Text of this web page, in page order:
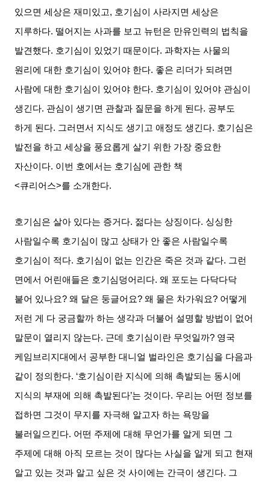
있으면 세상은 재미있고, 호기심이 사라지면 세상은
지루하다. 떨어지는 사과를 보고 뉴턴은 만유인력의 법칙을
발견했다. 호기심이 있었기 때문이다.과학자는 사물의
원리에 대한 호기심이 있어야 한다. 좋은 리더가 되려면
사람에 대한 호기심이 있어야 한다. 호기심이 있어야 관심이
생긴다. 관심이 생기면 관찰과 질문을 하게 된다. 공부도
하게 된다. 그러면서 지식도 생기고 애정도 생긴다. 호기심은
발전을 하고 세상을 풍요롭게 살기 위한 가장 중요한
자산이다. 이번 호에서는 호기심에 관한 책
<큐리어스>를 소개한다.
호기심은 살아 있다는 증거다. 젊다는 상징이다. 싱싱한
사람일수록 호기심이 많고 상태가 안 좋은 사람일수록
호기심이 적다. 호기심이 없는 인간은 죽은 것과 같다. 그런
면에서 어린애들은 호기심덩어리다.왜 포도는 다닥다닥
붙어 있나요?왜 달은 둥글어요?왜 물은 차가워요? 어떻게
저런 게 다 궁금할까 하는 생각과 더불어 설명할 방법이 없어
말문이 열리지 않는다. 근데 호기심이란 무엇일까? 영국
케임브리지대에서 공부한 대니얼 벌라인은 호기심을 다음과
같이 정의한다. ‘호기심이란 지식에 의해 촉발되는 동시에
지식의 부재에 의해 촉발된다’는 것이다. 우리는 어떤 정보를
접하면 그것이 무지를 자극해 알고자 하는 욕망을
불러일으킨다. 어떤 주제에 대해 무언가를 알게 되면 그
주제에 대해 아직 모르는 것이 많다는 사실을 알게 되고 현재
알고 있는 것과 알고 싶은 것 사이에는 간극이 생긴다. 그